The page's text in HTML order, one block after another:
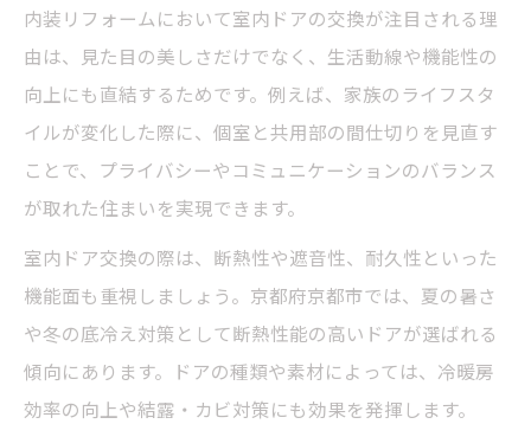
内装リフォームにおいて室内ドアの交換が注目される理
由は、見た目の美しさだけでなく、生活動線や機能性の
向上にも直結するためです。例えば、家族のライフスタ
イルが変化した際に、個室と共用部の間仕切りを見直す
ことで、プライバシーやコミュニケーションのバランス
が取れた住まいを実現できます。
室内ドア交換の際は、断熱性や遮音性、耐久性といった
機能面も重視しましょう。京都府京都市では、夏の暑さ
や冬の底冷え対策として断熱性能の高いドアが選ばれる
傾向にあります。ドアの種類や素材によっては、冷暖房
効率の向上や結露・カビ対策にも効果を発揮します。